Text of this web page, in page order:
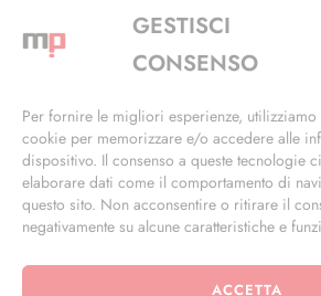
GESTISCI
CONSENSO
Per fornire le migliori esperienze,
cookie per memorizzare e/o accedere alle
dispositivo. Il consenso a queste tecnologie
elaborare dati come il comportamento di
questo sito. Non acconsentire o ritirare il
negativamente su alcune caratteristiche e
ACCETTA
Via Alfieri, 27 - Trezzano Sul
+39 02 4846 3155
info@masterphil.it